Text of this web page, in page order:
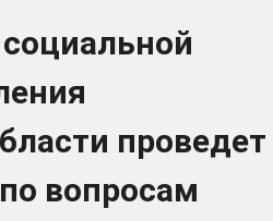
проведет
вопросам